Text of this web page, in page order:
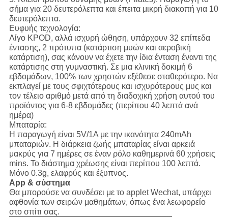
σήμα για 20 δευτερόλεπτα και έπειτα μικρή διακοπή για 10
δευτερόλεπτα.
Ευφυής τεχνολογία:
Λίγο KPOD, αλλά ισχυρή ώθηση, υπάρχουν 32 επίπεδα
έντασης, 2 πρότυπα (κατάρτιση μυών και αεροβική
κατάρτιση), σας κάνουν να έχετε την ίδια ένταση έναντι της
κατάρτισης στη γυμναστική. Σε μια κλινική δοκιμή 6
εβδομάδων, 100% των χρηστών εξέθεσε σταθερότερο. Να
εκπλαγεί με τους σφιχτότερους και ισχυρότερους μυς και
τον τέλειο αριθμό μετά από τη διαδοχική χρήση αυτού του
προϊόντος για 6-8 εβδομάδες (περίπου 40 λεπτά ανά
ημέρα)
Μπαταρία:
Η παραγωγή είναι 5V/1A με την ικανότητα 240mAh
μπαταριών. Η διάρκεια ζωής μπαταρίας είναι αρκειά
μακρύς για 7 ημέρες σε έναν ρόλο καθημερινά 60 χρήσεις
mins. Το διάστημα χρέωσης είναι περίπου 100 λεπτά.
Μόνο 0.3g, ελαφρύς και έξυπνος.
App & σύστημα
Θα μπορούσε να συνδέσει με το applet Wechat, υπάρχει
αφθονία των σειρών μαθημάτων, όπως ένα λεωφορείο
στο σπίτι σας.